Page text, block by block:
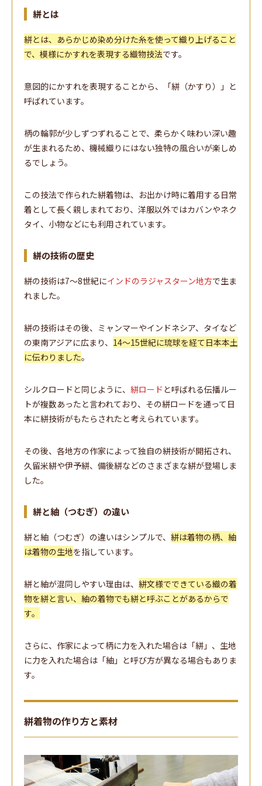
絣とは
絣とは、あらかじめ染め分けた糸を使って織り上げること
で、模様にかすれを表現する織物技法です。
意図的にかすれを表現することから、「絣（かすり）」と
呼ばれています。
柄の輪郭が少しずつずれることで、柔らかく味わい深い趣
が生まれるため、機械織りにはない独特の風合いが楽しめ
るでしょう。
この技法で作られた絣着物は、お出かけ時に着用する日常
着として長く親しまれており、洋服以外ではカバンやネク
タイ、小物などにも利用されています。
絣の技術の歴史
絣の技術は7～8世紀にインドのラジャスターン地方で生ま
れました。
絣の技術はその後、ミャンマーやインドネシア、タイなど
の東南アジアに広まり、 14～15世紀に琉球を経て日本本土
に伝わりました。
シルクロードと同じように、 絣ロード と呼ばれる伝播ルー
トが複数あったと言われており、その絣ロードを通って日
本に絣技術がもたらされたと考えられています。
その後、各地方の作家によって独自の絣技術が開拓され、
久留米絣や伊予絣、備後絣などのさまざまな絣が登場しま
した。
絣と紬（つむぎ）の違い
絣と紬（つむぎ）の違いはシンプルで、 絣は着物の柄、紬
は着物の生地を指しています。
絣と紬が混同しやすい理由は、 絣文様でできている織の着
物を絣と言い、紬の着物でも絣と呼ぶことがあるからで
す。
さらに、作家によって柄に力を入れた場合は「絣」、生地
に力を入れた場合は「紬」と呼び方が異なる場合もありま
す。
絣着物の作り方と素材